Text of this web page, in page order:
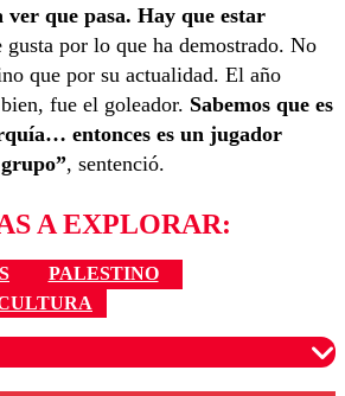
ver que pasa. Hay que estar
por lo que ha demostrado. No
que por su actualidad. El año
fue el goleador. Sabemos que es
entonces es un jugador
, sentenció.
A EXPLORAR:
PALESTINO